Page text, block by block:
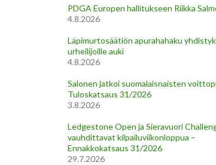
PDGA Europen hallitukseen Riikka
4.8.2026
Läpimurtosäätiön apurahahaku
urheilijoille auki
4.8.2026
Salonen jatkoi suomalaisnaisten
Tuloskatsaus 31/2026
3.8.2026
Ledgestone Open ja Sieravuori
vauhdittavat kilpailuviikonloppua –
Ennakkokatsaus 31/2026
29.7.2026